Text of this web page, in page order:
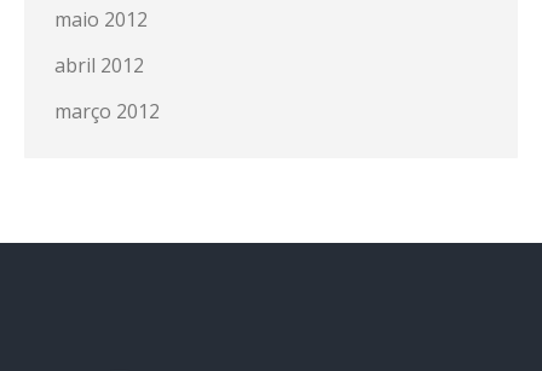
maio 2012
abril 2012
março 2012